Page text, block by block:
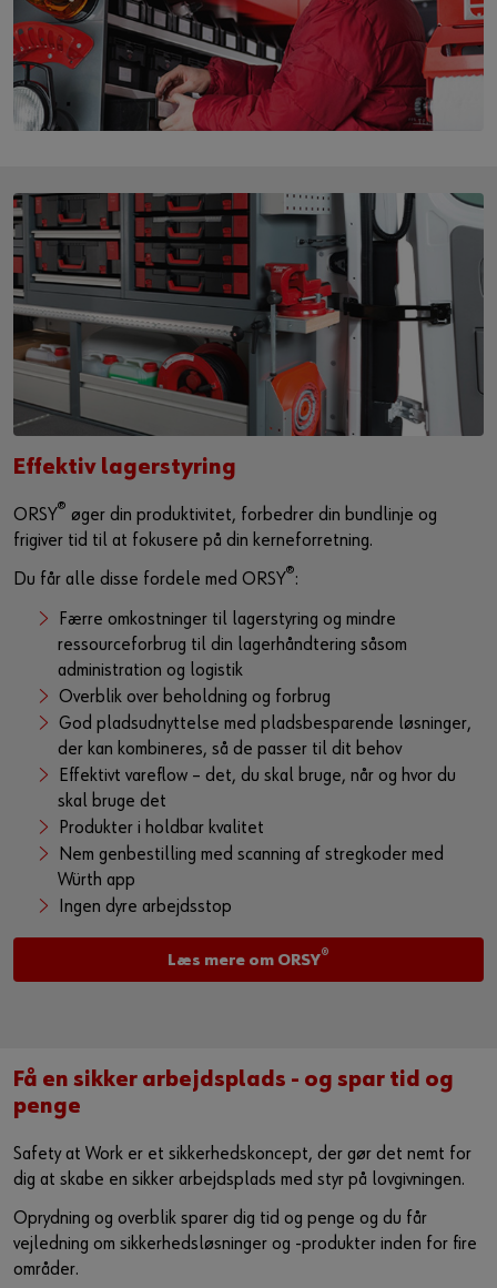
Effektiv lagerstyring
ORSY® øger din produktivitet, forbedrer din bundlinje og
frigiver tid til at fokusere på din kerneforretning.
Du får alle disse fordele med ORSY®:
Færre omkostninger til lagerstyring og mindre
ressourceforbrug til din lagerhåndtering såsom
administration og logistik
Overblik over beholdning og forbrug
God pladsudnyttelse med pladsbesparende løsninger,
der kan kombineres, så de passer til dit behov
Effektivt vareflow – det, du skal bruge, når og hvor du
skal bruge det
Produkter i holdbar kvalitet
Nem genbestilling med scanning af stregkoder med
Würth app
Ingen dyre arbejdsstop
Læs mere om ORSY®
Få en sikker arbejdsplads - og spar tid og
penge
Safety at Work er et sikkerhedskoncept, der gør det nemt for
dig at skabe en sikker arbejdsplads med styr på lovgivningen.
Oprydning og overblik sparer dig tid og penge og du får
vejledning om sikkerhedsløsninger og -produkter inden for fire
områder.